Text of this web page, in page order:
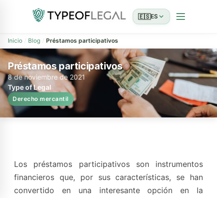
🇪🇸ES
Inicio Blog Préstamos participativos
Préstamos participativos
8 de noviembre de 2021
Type of Legal
Derecho mercantil
Los préstamos participativos son instrumentos
financieros que, por sus características, se han
convertido en una interesante opción en la